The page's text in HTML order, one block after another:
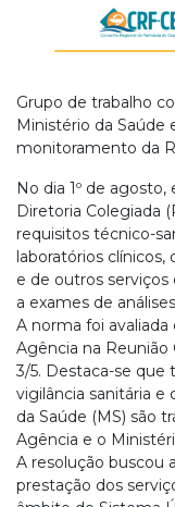
Grupo de trabalho
Ministério da Saúde
monitoramento da
No dia 1º de
Diretoria Colegiada
requisitos técnico-
laboratórios
e de outros
a exames de
A norma foi avaliada
Agência na Reunião
3/5. Destaca-se que
vigilância sanitária
da Saúde (MS) são
Agência e o
A resolução buscou
prestação dos